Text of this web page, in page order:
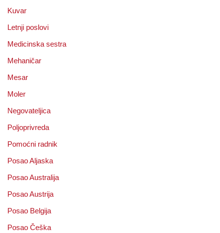
Kuvar
Letnji poslovi
Medicinska sestra
Mehaničar
Mesar
Moler
Negovateljica
Poljoprivreda
Pomoćni radnik
Posao Aljaska
Posao Australija
Posao Austrija
Posao Belgija
Posao Češka